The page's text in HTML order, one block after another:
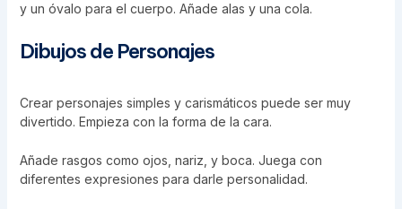
y un óvalo para el cuerpo. Añade alas y una cola.
Dibujos de Personajes
Crear personajes simples y carismáticos puede ser muy
divertido. Empieza con la forma de la cara.
Añade rasgos como ojos, nariz, y boca. Juega con
diferentes expresiones para darle personalidad.